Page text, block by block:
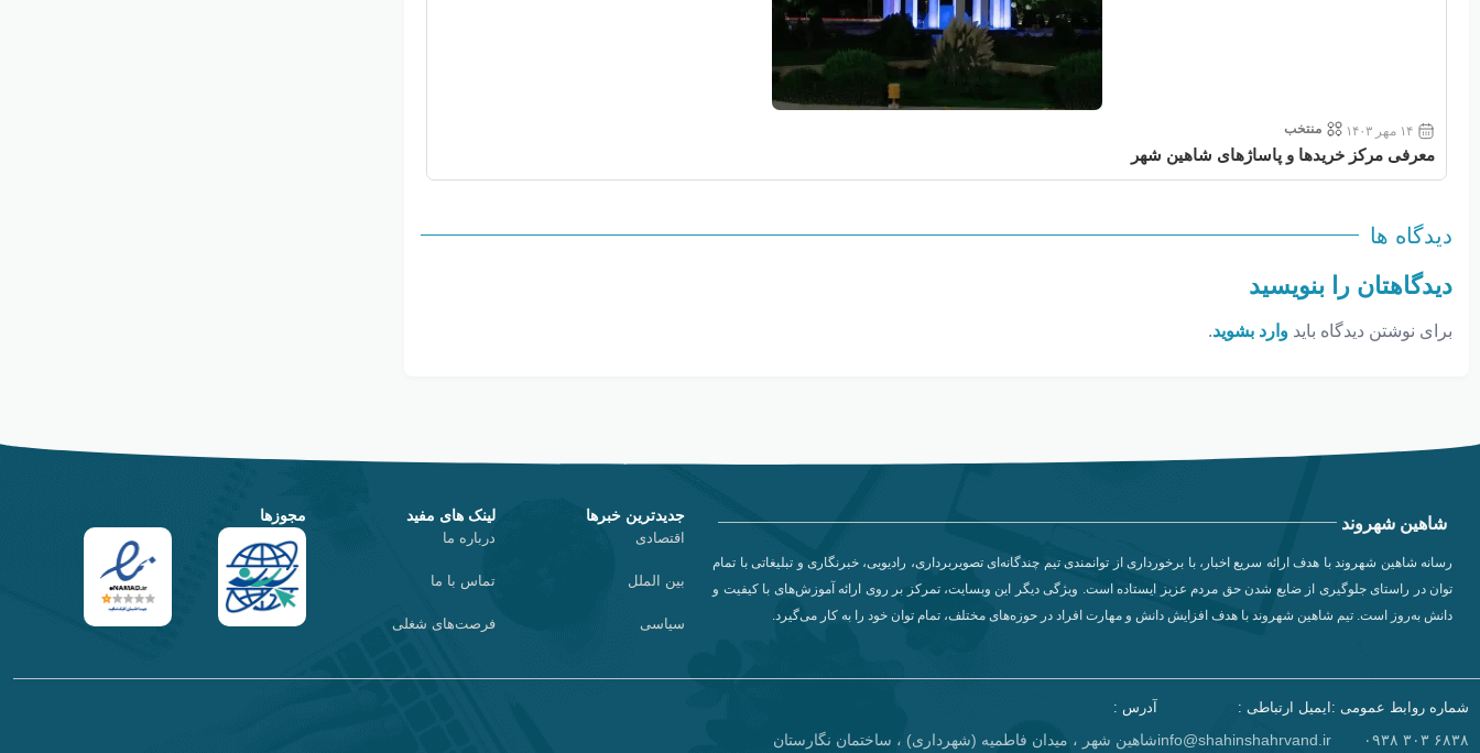
۱۴ مهر ۱۴۰۳ منتخب
معرفی مرکز خریدها و پاساژهای شاهین شهر
دیدگاه ها
دیدگاهتان را بنویسید
برای نوشتن دیدگاه باید وارد بشوید.
شاهین شهروند
رسانه شاهین شهروند با هدف ارائه سریع اخبار، با برخورداری از توانمندی تیم چندگانه‌ای تصویربرداری، رادیویی، خبرنگاری و تبلیغاتی با تمام
توان در راستای جلوگیری از ضایع شدن حق مردم عزیز ایستاده است. ویژگی دیگر این وبسایت، تمرکز بر روی ارائه آموزش‌های با کیفیت و
دانش به‌روز است. تیم شاهین شهروند با هدف افزایش دانش و مهارت افراد در حوزه‌های مختلف، تمام توان خود را به کار می‌گیرد.
جدیدترین خبرها
اقتصادی
بین الملل
سیاسی
لینک های مفید
درباره ما
تماس با ما
فرصت‌های شغلی
مجوزها
شماره روابط عمومی :
۶۸۳۸ ۳۰۳ ۰۹۳۸​
ایمیل ارتباطی :
info@shahinshahrvand.ir
آدرس :
شاهین شهر ، میدان فاطمیه (شهرداری) ، ساختمان نگارستان